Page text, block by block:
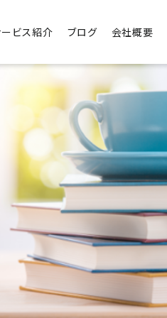
ビス紹介 ブログ 会社概要